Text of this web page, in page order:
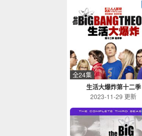
生活大爆炸第十二季
全24集
2023-11-29 更新